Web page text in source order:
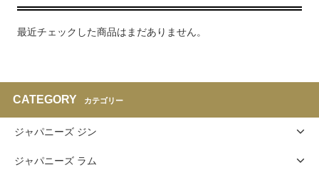
最近チェックした商品はまだありません。
CATEGORY カテゴリー
ジャパニーズ ジン
ジャパニーズ ラム